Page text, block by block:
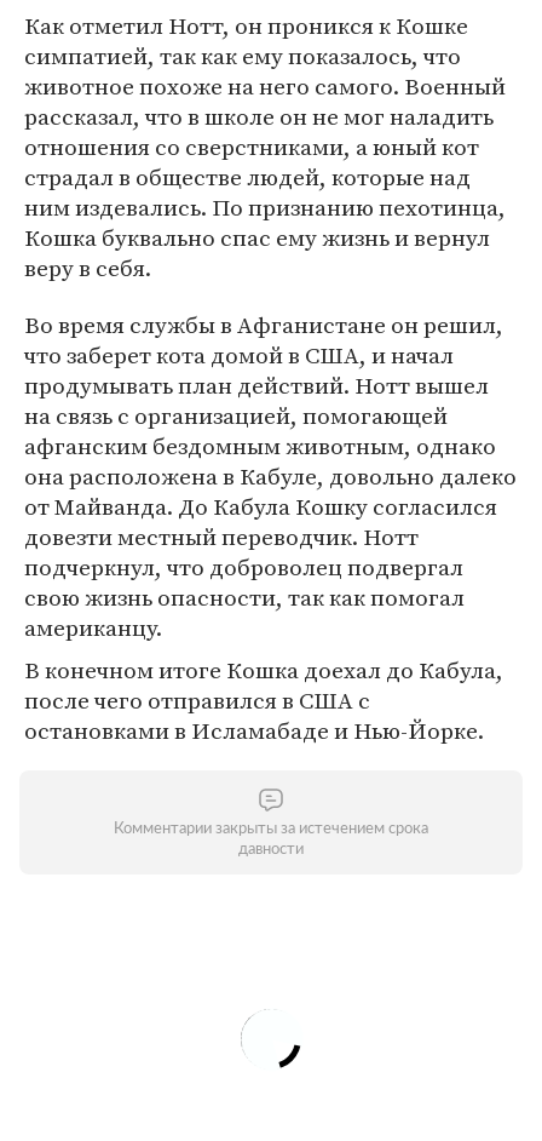
Как отметил Нотт, он проникся к Кошке
симпатией, так как ему показалось, что
животное похоже на него самого. Военный
рассказал, что в школе он не мог наладить
отношения со сверстниками, а юный кот
страдал в обществе людей, которые над
ним издевались. По признанию пехотинца,
Кошка буквально спас ему жизнь и вернул
веру в себя.
Во время службы в Афганистане он решил,
что заберет кота домой в США, и начал
продумывать план действий. Нотт вышел
на связь с организацией, помогающей
афганским бездомным животным, однако
она расположена в Кабуле, довольно далеко
от Майванда. До Кабула Кошку согласился
довезти местный переводчик. Нотт
подчеркнул, что доброволец подвергал
свою жизнь опасности, так как помогал
американцу.
В конечном итоге Кошка доехал до Кабула,
после чего отправился в США с
остановками в Исламабаде и Нью-Йорке.
Комментарии закрыты за истечением срока
давности